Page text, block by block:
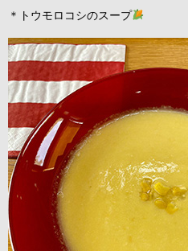
＊トウモロコシのスープ